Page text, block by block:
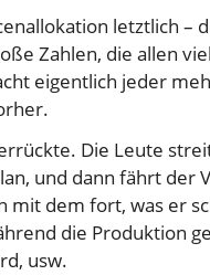
letztlich –
Zahlen, die allen
eigentlich jeder
Die Leute
und dann fährt der
mit dem fort, was er
die Produktion
usw.